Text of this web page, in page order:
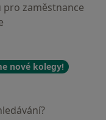
zaměstnance
nové kolegy!